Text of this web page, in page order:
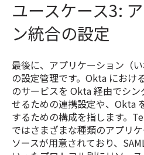
ユースケース3:
ン統合の設定
最後に、アプリケーション（
の設定管理です。Okta におけ
のサービスを Okta 経由でシ
せるための連携設定や、Okta
するための構成を指します。
ではさまざまな種類のアプリ
ソースが用意されており、